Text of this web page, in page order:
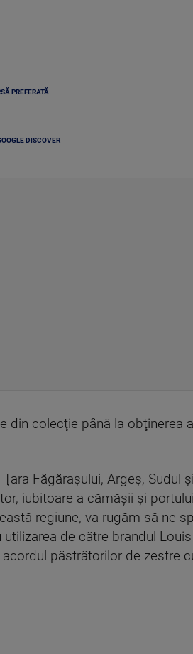
PREFERATĂ
DISCOVER
din colecţie până la obţinerea
Făgăraşului, Argeş, Sudul
iubitoare a cămăşii şi
regiune, va rugăm să ne
de către brandul
păstrătorilor de zestre